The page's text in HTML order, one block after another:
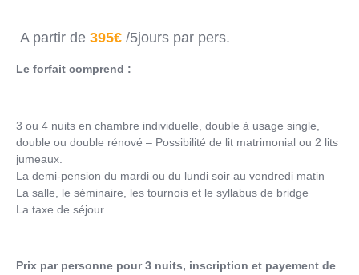
A partir de 395€ /5jours par pers.
Le forfait comprend :
3 ou 4 nuits en chambre individuelle, double à usage single,
double ou double rénové – Possibilité de lit matrimonial ou 2 lits
jumeaux.
La demi-pension du mardi ou du lundi soir au vendredi matin
La salle, le séminaire, les tournois et le syllabus de bridge
La taxe de séjour
Prix par personne pour 3 nuits, inscription et payement de